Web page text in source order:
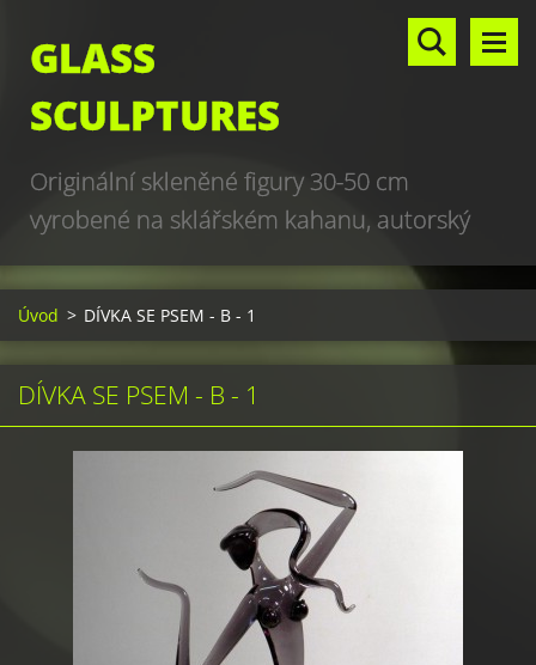
GLASS
SCULPTURES
Originální skleněné figury 30-50 cm
vyrobené na sklářském kahanu, autorský
design, hand made, art glass sculptures,
world unique production
Úvod > DÍVKA SE PSEM - B - 1
DÍVKA SE PSEM - B - 1